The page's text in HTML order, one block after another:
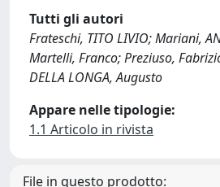
Tutti gli autori
Frateschi, TITO LIVIO; Mariani,
Martelli, Franco; Preziuso,
DELLA LONGA, Augusto
Appare nelle tipologie:
1.1 Articolo in rivista
File in questo prodotto: